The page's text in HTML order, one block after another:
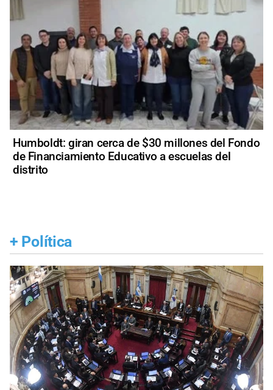
Humboldt: giran cerca de $30 millones del Fondo
de Financiamiento Educativo a escuelas del
distrito
+ Política